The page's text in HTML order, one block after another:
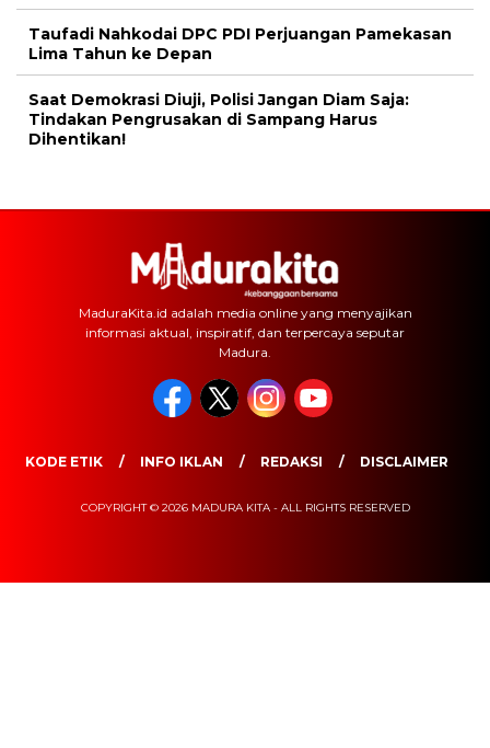
Taufadi Nahkodai DPC PDI Perjuangan Pamekasan
Lima Tahun ke Depan
Saat Demokrasi Diuji, Polisi Jangan Diam Saja:
Tindakan Pengrusakan di Sampang Harus
Dihentikan!
MaduraKita.id adalah media online yang menyajikan
informasi aktual, inspiratif, dan terpercaya seputar
Madura.
KODE ETIK INFO IKLAN REDAKSI DISCLAIMER
COPYRIGHT © 2026 MADURA KITA - ALL RIGHTS RESERVED